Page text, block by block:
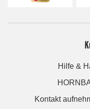
Hilfe &
Kontakt